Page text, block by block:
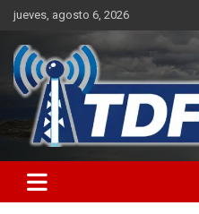
Skip
content
jueves, agosto 6, 2026